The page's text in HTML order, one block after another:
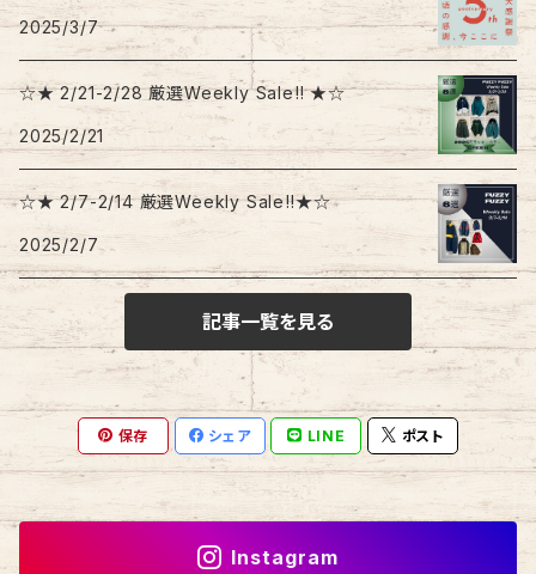
2025/3/7
☆★ 2/21-2/28 厳選Weekly Sale‼︎ ★☆
2025/2/21
☆★ 2/7-2/14 厳選Weekly Sale‼︎★☆
2025/2/7
記事一覧を見る
保存 シェア LINE ポスト
Instagram